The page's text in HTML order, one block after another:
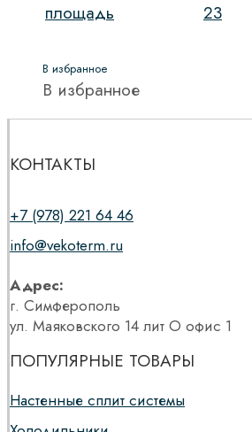
площадь
23
В избранное
В избранное
КОНТАКТЫ
+7 (978) 221 64 46
info@vekoterm.ru
Адрес:
г. Симферополь
ул. Маяковского 14 лит О офис 1
ПОПУЛЯРНЫЕ ТОВАРЫ
Настенные сплит системы